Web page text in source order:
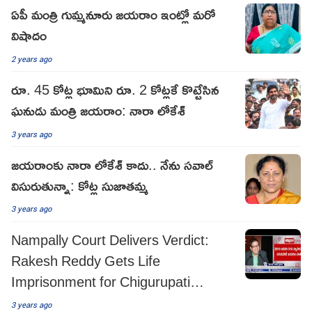
ఏపీ మంత్రి గుమ్మనూరు జయరాం ఇంట్లో మరో
విషాదం
2 years ago
రూ. 45 కోట్ల భూమిని రూ. 2 కోట్లకే కొట్టేసిన
ఘనుడు మంత్రి జయరాం: నారా లోకేశ్
3 years ago
జయరాంకు నారా లోకేశ్ కాదు.. నేను సవాల్
విసురుతున్నా: కోట్ల సుజాతమ్మ
3 years ago
Nampally Court Delivers Verdict:
Rakesh Reddy Gets Life
Imprisonment for Chigurupati
Jayaram's Killing
3 years ago